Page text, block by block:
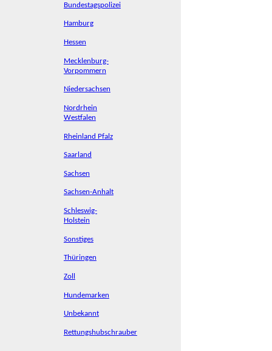
Bundestagspolizei
Hamburg
Hessen
Mecklenburg-
Vorpommern
Niedersachsen
Nordrhein
Westfalen
Rheinland Pfalz
Saarland
Sachsen
Sachsen-Anhalt
Schleswig-
Holstein
Sonstiges
Thüringen
Zoll
Hundemarken
Unbekannt
Rettungshubschrauber